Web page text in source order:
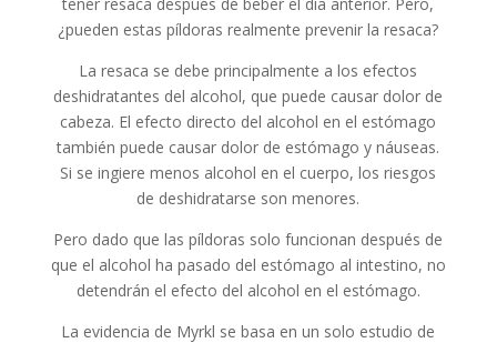
¿pueden estas píldoras realmente prevenir la resaca?
La resaca se debe principalmente a los efectos
deshidratantes del alcohol, que puede causar dolor de
cabeza. El efecto directo del alcohol en el estómago
también puede causar dolor de estómago y náuseas.
Si se ingiere menos alcohol en el cuerpo, los riesgos
de deshidratarse son menores.
Pero dado que las píldoras solo funcionan después de
que el alcohol ha pasado del estómago al intestino, no
detendrán el efecto del alcohol en el estómago.
La evidencia de Myrkl se basa en un solo estudio de